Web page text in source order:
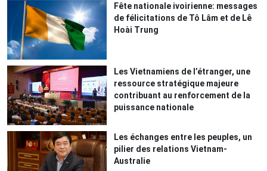
Fête nationale ivoirienne: messages
de félicitations de Tô Lâm et de Lê
Hoài Trung
Les Vietnamiens de l’étranger, une
ressource stratégique majeure
contribuant au renforcement de la
puissance nationale
Les échanges entre les peuples, un
pilier des relations Vietnam-
Australie